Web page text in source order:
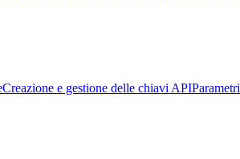
Creazione e gestione delle chiavi APIParametri